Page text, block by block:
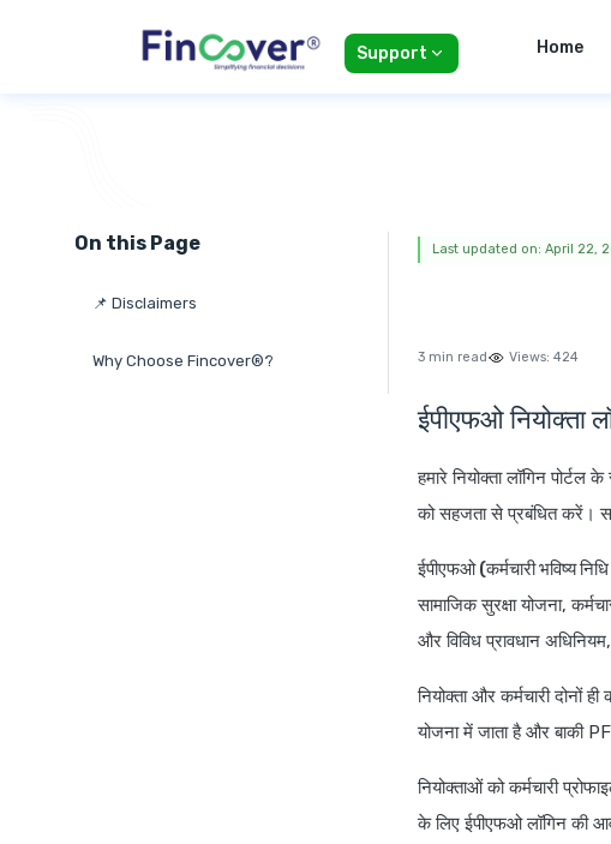
Support Home
On this Page
📌 Disclaimers
Why Choose Fincover®?
Last updated on: April 22,
3 min read Views: 424
ईपीएफओ नियोक्ता
हमारे नियोक्ता लॉगिन
को सहजता से प्रबंधित करें।
ईपीएफओ (कर्मचारी भविष्य
सामाजिक सुरक्षा योजना,
और विविध प्रावधान
नियोक्ता और कर्मचारी दोनों
योजना में जाता है और बाकी
नियोक्ताओं को कर्मचारी
के लिए ईपीएफओ लॉगिन की